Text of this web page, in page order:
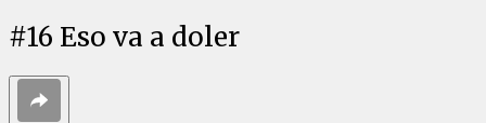
#16 Eso va a doler